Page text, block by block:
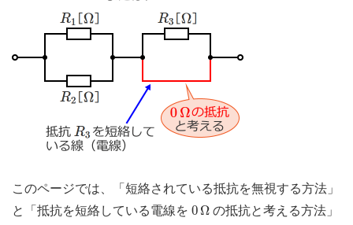
このページでは、「短絡されている抵抗を無視する方法」
と「抵抗を短絡している電線を 0Ω
0 Ωの抵抗と考える方法」